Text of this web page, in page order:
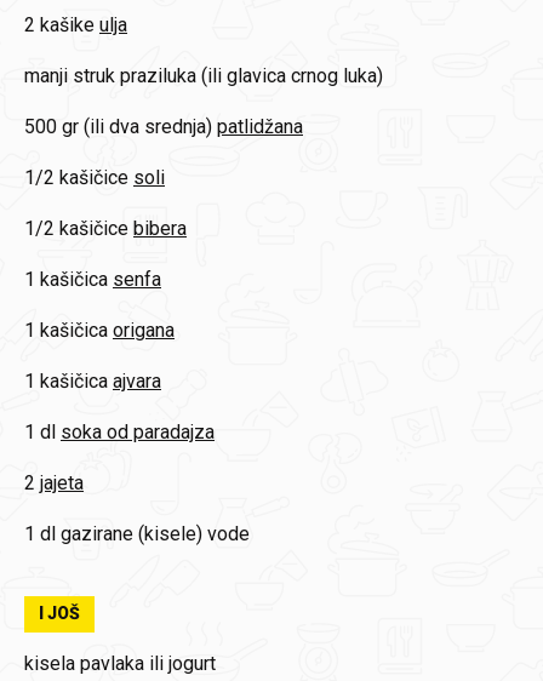
2 kašike ulja
manji struk praziluka (ili glavica crnog luka)
500 gr (ili dva srednja) patlidžana
1/2 kašičice soli
1/2 kašičice bibera
1 kašičica senfa
1 kašičica origana
1 kašičica ajvara
1 dl soka od paradajza
2 jajeta
1 dl gazirane (kisele) vode
I JOŠ
kisela pavlaka ili jogurt